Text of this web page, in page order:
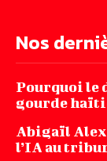
Nos
Pourquoi le
gourde
Abigaïl
l’IA au